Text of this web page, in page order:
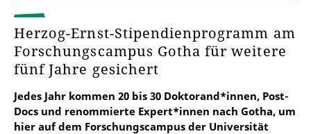
Herzog-Ernst-Stipendienprogramm am
Forschungscampus Gotha für weitere
fünf Jahre gesichert
Jedes Jahr kommen 20 bis 30 Doktorand*innen, Post-
Docs und renommierte Expert*innen nach Gotha, um
hier auf dem Forschungscampus der Universität